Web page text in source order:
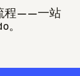
程——一站
。